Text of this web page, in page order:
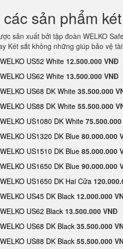
sản phẩm
sản xuất bởi tập đoàn WELKO
Két sắt không những giúp bảo vệ
US52 White 12.500.000 VNĐ
US62 White 13.500.000 VNĐ
US68 DK White 35.500.000
US88 DK White 55.500.000
US1080 DK White
US1320 DK Blue 80.000.000
US1510 DK Blue 85.000.000
US1650 DK Blue 90.000.000
US1650 DK Hai Cửa
US45 DK Black 12.000.000
US62 Black 13.500.000 VNĐ
US68 DK Black 35.500.000
US88 DK Black 55.500.000